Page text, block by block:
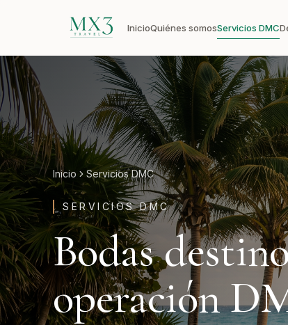
InicioQuiénes somosServicios DMC
Inicio Servicios DMC
SERVICIOS DMC
Bodas
operación